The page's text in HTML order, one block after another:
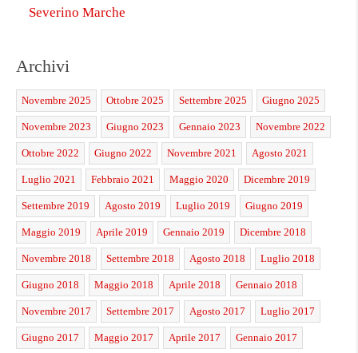
Severino Marche
Archivi
Novembre 2025 Ottobre 2025 Settembre 2025 Giugno 2025
Novembre 2023 Giugno 2023 Gennaio 2023 Novembre 2022
Ottobre 2022 Giugno 2022 Novembre 2021 Agosto 2021
Luglio 2021 Febbraio 2021 Maggio 2020 Dicembre 2019
Settembre 2019 Agosto 2019 Luglio 2019 Giugno 2019
Maggio 2019 Aprile 2019 Gennaio 2019 Dicembre 2018
Novembre 2018 Settembre 2018 Agosto 2018 Luglio 2018
Giugno 2018 Maggio 2018 Aprile 2018 Gennaio 2018
Novembre 2017 Settembre 2017 Agosto 2017 Luglio 2017
Giugno 2017 Maggio 2017 Aprile 2017 Gennaio 2017